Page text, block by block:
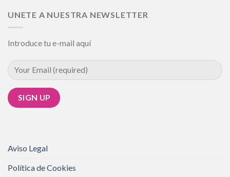
UNETE A NUESTRA NEWSLETTER
Introduce tu e-mail aquí
Aviso Legal
Política de Cookies